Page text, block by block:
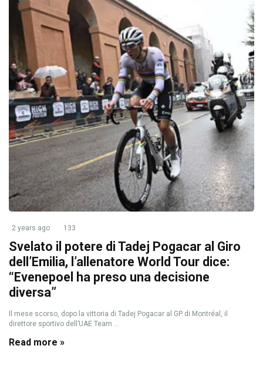
2 years ago 133
Svelato il potere di Tadej Pogacar al Giro
dell’Emilia, l’allenatore World Tour dice:
“Evenepoel ha preso una decisione
diversa”
Il mese scorso, dopo la vittoria di Tadej Pogacar al GP di Montréal, il
direttore sportivo dell’UAE Team ...
Read more »